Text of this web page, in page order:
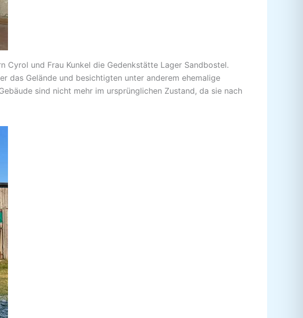
Cyrol und Frau Kunkel die Gedenkstätte Lager Sandbostel.
das Gelände und besichtigten unter anderem ehemalige
sind nicht mehr im ursprünglichen Zustand, da sie nach